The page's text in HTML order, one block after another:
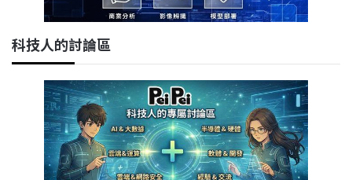
科技人的討論區